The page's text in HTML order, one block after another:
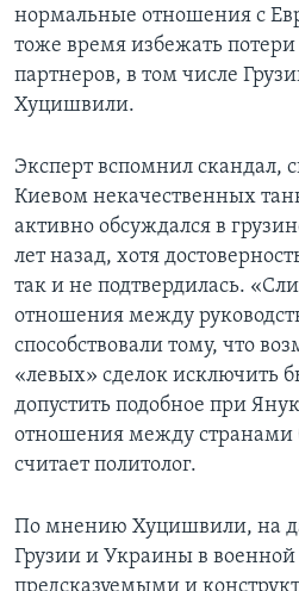
нормальные отношения с
тоже время избежать
партнеров, в том числе
Хуцишвили.
Эксперт вспомнил скандал,
Киевом некачественных
активно обсуждался в
лет назад, хотя
так и не подтвердилась.
отношения между
способствовали тому, что
«левых» сделок исключить
допустить подобное при
отношения между странами
считает политолог.
По мнению Хуцишвили, на
Грузии и Украины в военной